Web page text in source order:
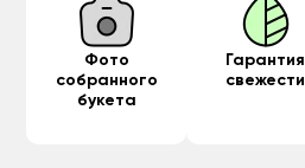
Фото
собранного
букета
Гарантия
свежести